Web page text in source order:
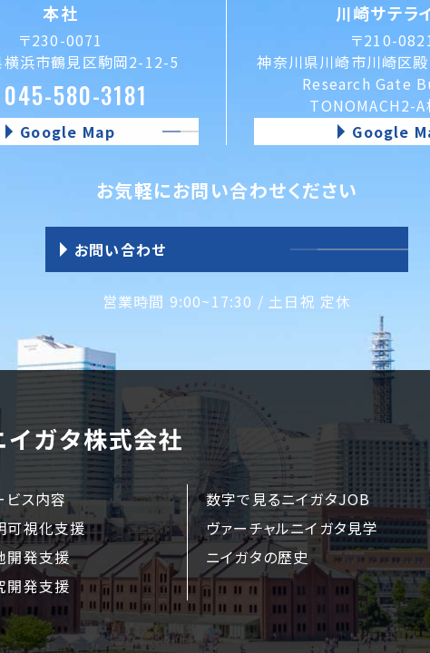
本社
〒230-0071
横浜市鶴見区駒岡2-12-5
045-580-3181
Google Map
川崎サテラ
〒210-
神奈川県川崎市川崎区
Research Gate
TONOMACH2-
Google
お気軽にお問い合わせください
お問い合わせ
営業時間 9:00~17:30 / 土日祝 定休
ビス内容
可視化支援
開発支援
開発支援
数字で見るニイガタJOB
ヴァーチャルニイガタ見学
ニイガタの歴史